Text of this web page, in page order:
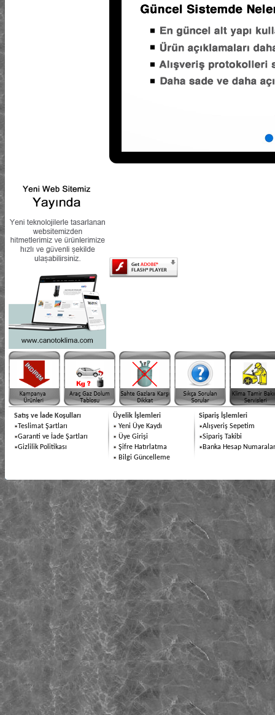
Satış ve İade Koşulları
Teslimat Şartları
Garanti ve İade Şartları
Gizlilik Politikası
Üyelik İşlemleri
Yeni Üye Kaydı
Üye Girişi
Şifre Hatırlatma
Bilgi Güncelleme
Sipariş İşlemleri
Alışveriş Sepetim
Sipariş Takibi
Banka Hesap